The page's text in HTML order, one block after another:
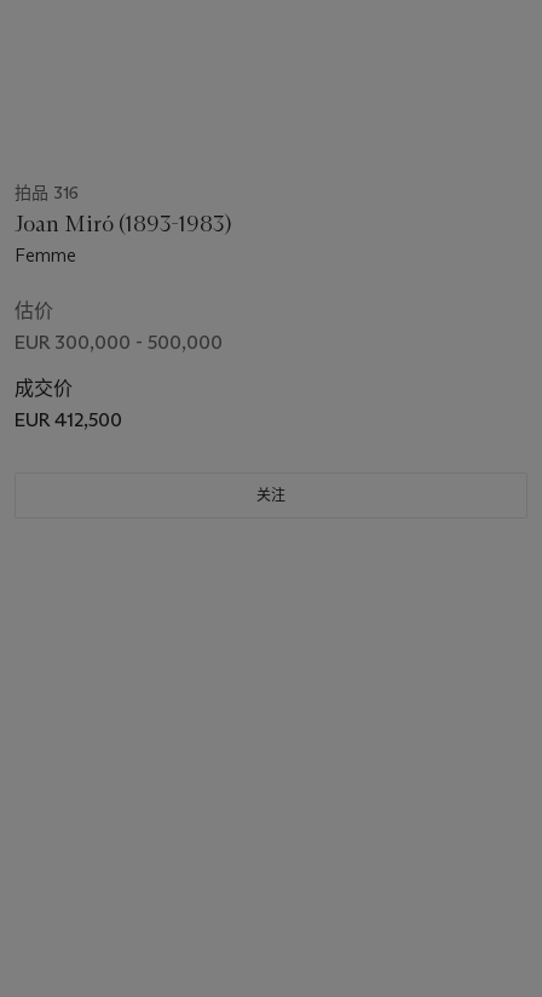
拍品 316
Joan Miró (1893-1983)
Femme
估价
EUR 300,000 - 500,000
成交价
EUR 412,500
关注